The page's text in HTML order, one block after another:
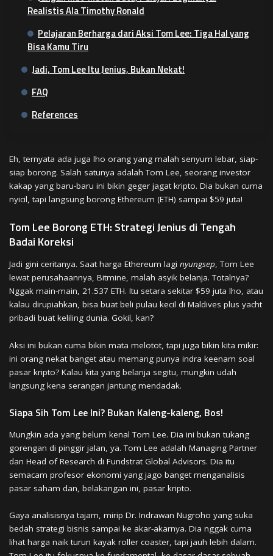
Realistis Ala Timothy Ronald
Pelajaran Berharga dari Aksi Tom Lee: Tiga Hal yang
Bisa Kamu Tiru
Jadi, Tom Lee Itu Jenius, Bukan Nekat!
FAQ
References
Eh, ternyata ada juga lho orang yang malah senyum lebar, siap-
siap borong. Salah satunya adalah Tom Lee, seorang investor
kakap yang baru-baru ini bikin geger jagat kripto. Dia bukan cuma
nyicil, tapi langsung borong Ethereum (ETH) sampai $59 juta!
Tom Lee Borong ETH: Strategi Jenius di Tengah
Badai Koreksi
Jadi gini ceritanya. Saat harga Ethereum lagi nyungsep, Tom Lee
lewat perusahaannya, Bitmine, malah asyik belanja. Totalnya?
Nggak main-main, 21.537 ETH. Itu setara sekitar $59 juta lho, atau
kalau dirupiahkan, bisa buat beli pulau kecil di Maldives plus yacht
pribadi buat keliling dunia. Gokil, kan?
Aksi ini bukan cuma bikin mata melotot, tapi juga bikin kita mikir:
ini orang nekat banget atau memang punya indra keenam soal
pasar kripto? Kalau kita yang belanja segitu, mungkin udah
langsung kena serangan jantung mendadak.
Siapa Sih Tom Lee Ini? Bukan Kaleng-kaleng, Bos!
Mungkin ada yang belum kenal Tom Lee. Dia ini bukan tukang
gorengan di pinggir jalan, ya. Tom Lee adalah Managing Partner
dan Head of Research di Fundstrat Global Advisors. Dia itu
semacam profesor ekonomi yang jago banget menganalisis
pasar saham dan, belakangan ini, pasar kripto.
Gaya analisisnya tajam, mirip Dr. Indrawan Nugroho yang suka
bedah strategi bisnis sampai ke akar-akarnya. Dia nggak cuma
lihat harga naik turun kayak roller coaster, tapi jauh lebih dalam.